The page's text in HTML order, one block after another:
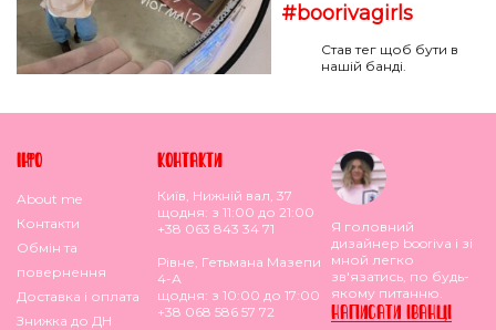
#boorivagirls
Став тег щоб бути в
нашій банді.
IНФО
About me
Контакти
Обмiн та
повернення
Доставка i оплата
Знижка до ДН
КОНТАКТИ
Київ, Нижній вал, 37
щодня: з 11:00 до 21:00
+38 063 843 34 71
Рівне, Гетьмана Мазепи
4-А
щодня: з 10:00 до 17:00
+38 068 586 57 72
Я головний
дизайнер booriva і зі
мной легко
зв'язатись, по будь-
якому питанню.
НАПИСАТИ IВАНЦI